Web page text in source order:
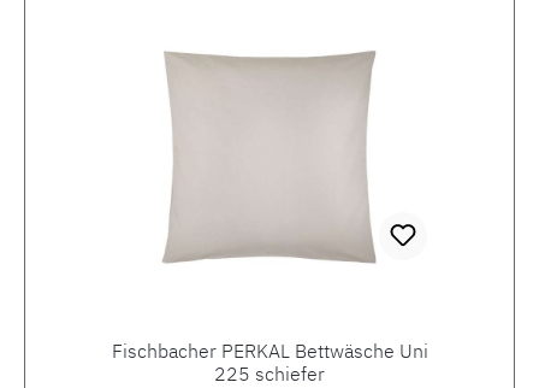
Fischbacher PERKAL Bettwäsche Uni
225 schiefer